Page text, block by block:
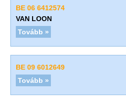
BE 06 6412574
VAN LOON
Tovább »
BE 09 6012649
Tovább »